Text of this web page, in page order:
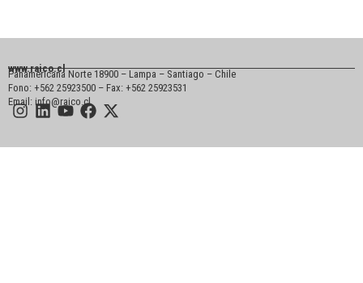
www.raico.cl
Panamericana Norte 18900 – Lampa – Santiago – Chile
Fono: +562 25923500 – Fax: +562 25923531
Email: info@raico.cl